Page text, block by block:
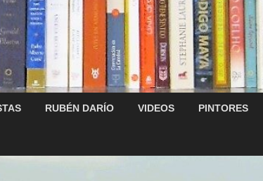
RUBÉN DARÍO VIDEOS PINTORES